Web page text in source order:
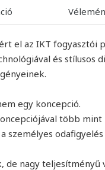
el az IKT fogyasztói
és stílusos
egy koncepció.
több
személyes
de nagy